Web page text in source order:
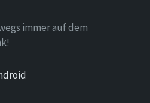
immer auf dem